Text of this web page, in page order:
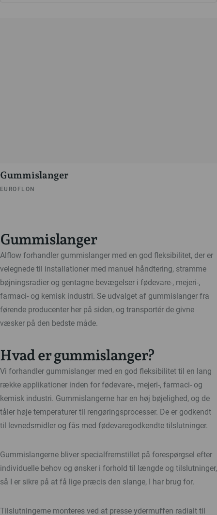
Gummislanger
EUROFLON
Gummislanger
Alflow forhandler gummislanger med en god fleksibilitet, der er
velegnede til installationer med manuel håndtering, stramme
bøjningsradier og gentagne bevægelser i fødevare-, mejeri-,
farmaci- og kemisk industri. Se udvalget af gummislanger fra
førende producenter her på siden, og transportér de givne
væsker på den bedste måde.
Hvad er gummislanger?
Vi forhandler gummislanger med en god fleksibilitet til en lang
række applikationer inden for fødevare-, mejeri-, farmaci- og
kemisk industri. Gummislangerne har en høj bøjelighed, og de
tåler høje temperaturer til rengøringsprocesser. De er godkendt
til levnedsmidler og fås med fødevaregodkendte tilslutninger.
Gummislangerne bliver specialfremstillet på forespørgsel efter
individuelle behov og ønsker i forhold til længde og tilslutninger,
så I er sikre på at få lige præcis den slange, I har brug for.
Tilslutningerne monteres ved at presse ydermuffen radialt til